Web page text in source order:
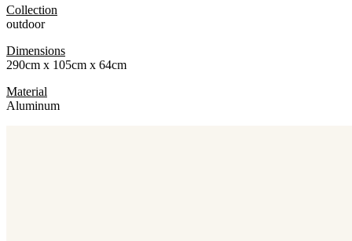
Collection
outdoor
Dimensions
290cm x 105cm x 64cm
Material
Aluminum